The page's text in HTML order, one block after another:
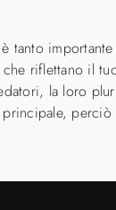
tanto
riflettano il
la loro